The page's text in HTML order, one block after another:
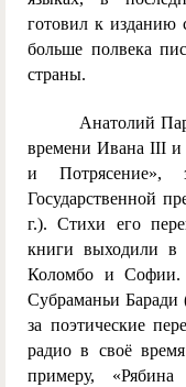
готовил к изданию
больше полвека
страны.
Анатолий
времени Ивана III и
и Потрясение»,
Государственной
г.). Стихи его
книги выходили
Коломбо и Софии.
Субраманьи
за поэтические
радио в своё
примеру,